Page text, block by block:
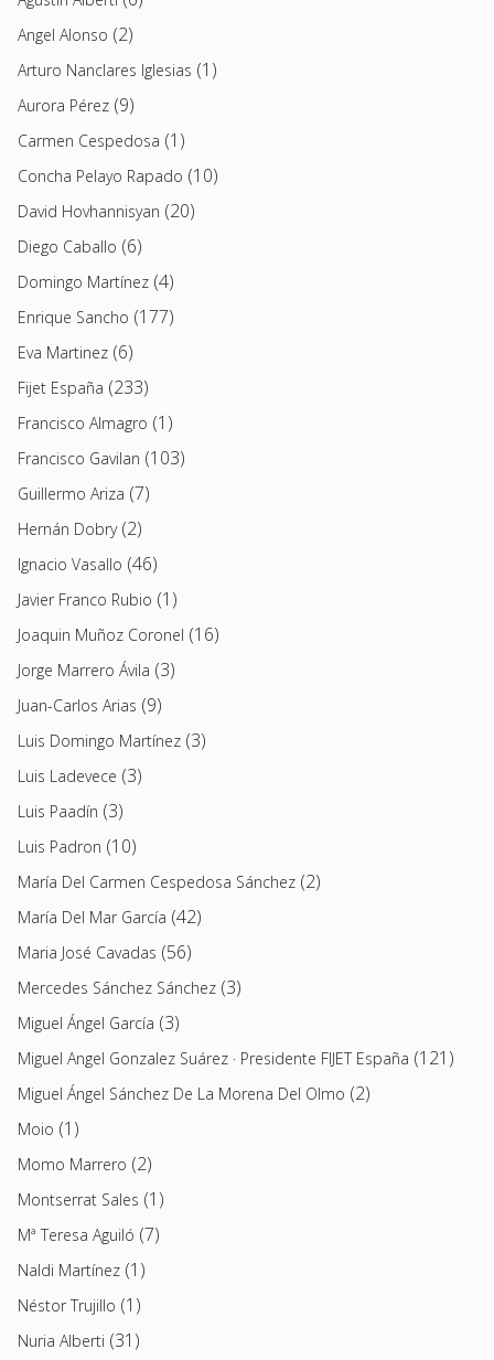
Angel Alonso (2)
Arturo Nanclares Iglesias (1)
Aurora Pérez (9)
Carmen Cespedosa (1)
Concha Pelayo Rapado (10)
David Hovhannisyan (20)
Diego Caballo (6)
Domingo Martínez (4)
Enrique Sancho (177)
Eva Martinez (6)
Fijet España (233)
Francisco Almagro (1)
Francisco Gavilan (103)
Guillermo Ariza (7)
Hernán Dobry(2)
Ignacio Vasallo (46)
Javier Franco Rubio (1)
Joaquin Muñoz Coronel (16)
Jorge Marrero Ávila (3)
Juan-Carlos Arias (9)
Luis Domingo Martínez (3)
Luis Ladevece (3)
Luis Paadín (3)
Luis Padron (10)
María Del Carmen Cespedosa Sánchez (2)
María Del Mar García (42)
Maria José Cavadas (56)
Mercedes Sánchez Sánchez (3)
Miguel Ángel García (3)
Miguel Angel Gonzalez Suárez · Presidente FIJET España (121)
Miguel Ángel Sánchez De La Morena Del Olmo (2)
Moio (1)
Momo Marrero (2)
Montserrat Sales (1)
Mª Teresa Aguiló (7)
Naldi Martínez (1)
Néstor Trujillo (1)
Nuria Alberti (31)